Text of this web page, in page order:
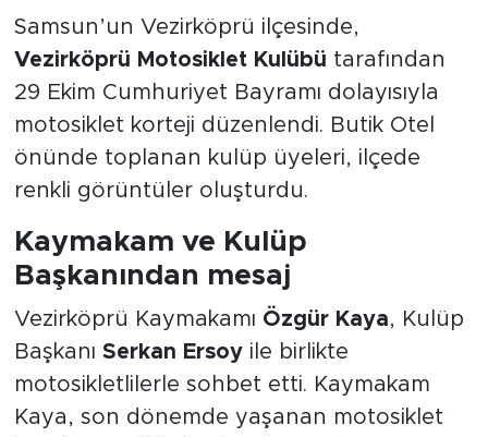
Samsun’un Vezirköprü ilçesinde,
Vezirköprü Motosiklet Kulübü tarafından
29 Ekim Cumhuriyet Bayramı dolayısıyla
motosiklet korteji düzenlendi. Butik Otel
önünde toplanan kulüp üyeleri, ilçede
renkli görüntüler oluşturdu.
Kaymakam ve Kulüp
Başkanından mesaj
Vezirköprü Kaymakamı Özgür Kaya, Kulüp
Başkanı Serkan Ersoyile birlikte
motosikletlilerle sohbet etti. Kaymakam
Kaya, son dönemde yaşanan motosiklet